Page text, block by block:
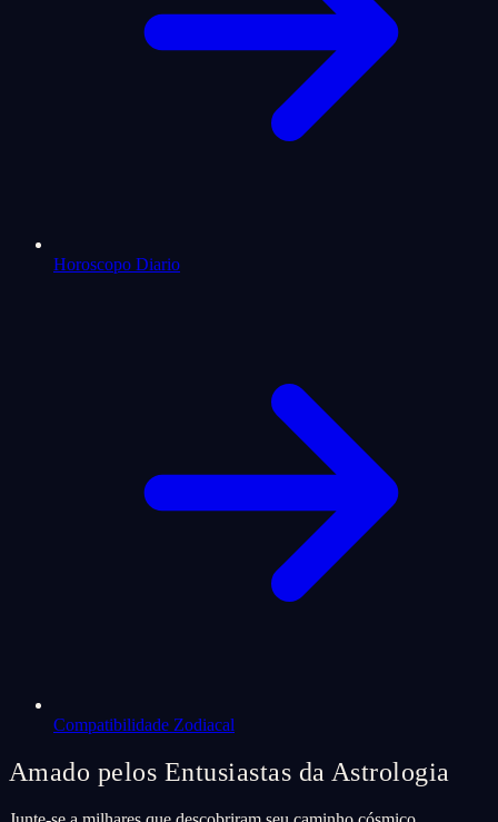
Horoscopo Diario
Compatibilidade Zodiacal
Amado pelos Entusiastas da Astrologia